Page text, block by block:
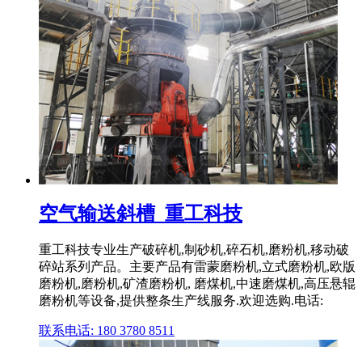
空气输送斜槽_重工科技
重工科技专业生产破碎机,制砂机,碎石机,磨粉机,移动破
碎站系列产品。主要产品有雷蒙磨粉机,立式磨粉机,欧版
磨粉机,磨粉机,矿渣磨粉机, 磨煤机,中速磨煤机,高压悬辊
磨粉机等设备,提供整条生产线服务.欢迎选购.电话:
联系电话: 180 3780 8511